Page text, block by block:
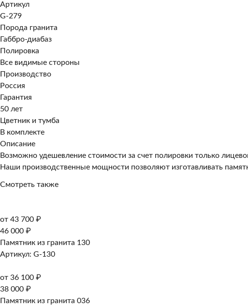
Артикул
G-279
Порода гранита
Габбро-диабаз
Полировка
Все видимые стороны
Производство
Россия
Гарантия
50 лет
Цветник и тумба
В комплекте
Описание
Возможно удешевление стоимости за счет полировки только
Наши производственные мощности позволяют изготавливать
Смотреть также
от 43 700 ₽
46 000 ₽
Памятник из гранита 130
Артикул: G-130
от 36 100 ₽
38 000 ₽
Памятник из гранита 036